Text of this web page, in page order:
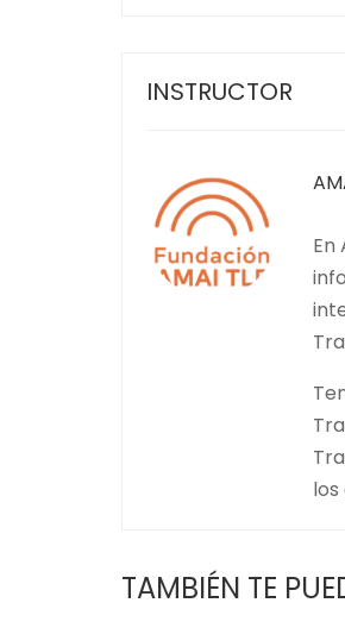
INSTRUCTOR
En
los
TAMBIÉN TE